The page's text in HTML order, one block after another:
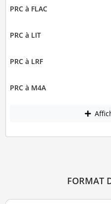
PRC à FLAC
PRC à LIT
PRC à LRF
PRC à M4A
FORMAT